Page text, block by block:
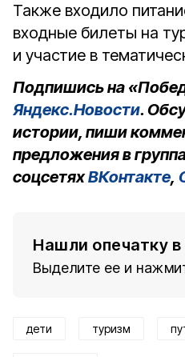
Также входило
входные билеты на
и участие в
Подпишись на
Яндекс.Новости.
истории, пиши
предложения в
соцсетяхВКонтакте,
Нашли опечатку в
Выделите ее и
дети туризм